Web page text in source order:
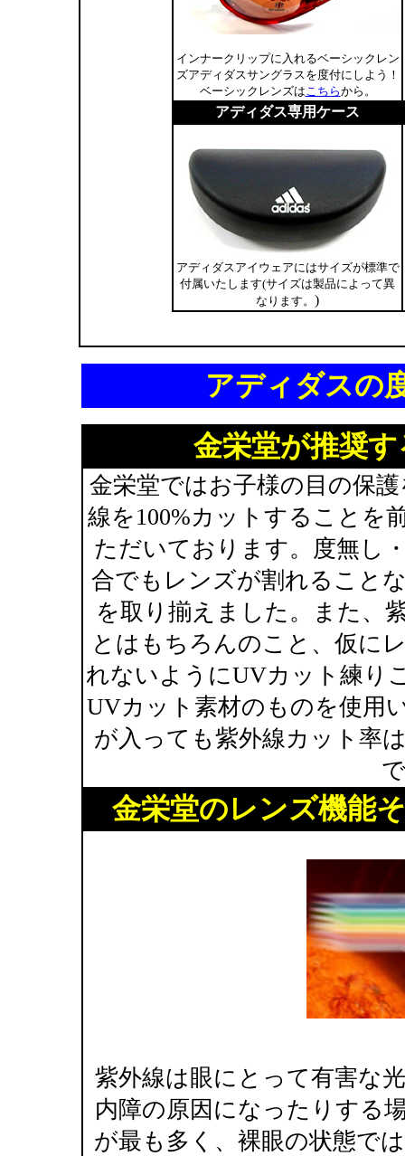
インナークリップに入れるベーシックレン
ズアディダスサングラスを度付にしよう！
ベーシックレンズはこちらから。
アディダス専用ケース
アディダスアイウェアにはサイズが標準で
付属いたします(サイズは製品によって異
なります。 )
アディダスの
金栄堂が推奨
金栄堂ではお子様の目の保
線を100%カットすることを
ただいております。度無し
合でもレンズが割れること
を取り揃えました。また、
とはもちろんのこと、仮に
れないようにUVカット練り
UVカット素材のものを使用
が入っても紫外線カット率
金栄堂のレンズ機能
紫外線は眼にとって有害な
内障の原因になったりする
が最も多く、裸眼の状態で